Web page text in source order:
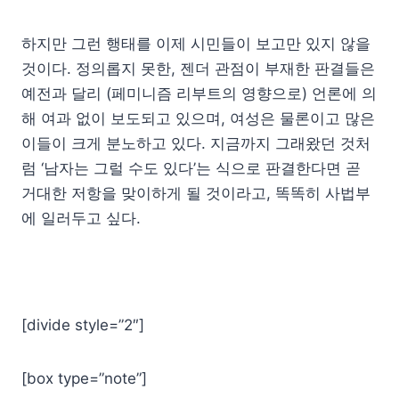
하지만 그런 행태를 이제 시민들이 보고만 있지 않을
것이다. 정의롭지 못한, 젠더 관점이 부재한 판결들은
예전과 달리 (페미니즘 리부트의 영향으로) 언론에 의
해 여과 없이 보도되고 있으며, 여성은 물론이고 많은
이들이 크게 분노하고 있다. 지금까지 그래왔던 것처
럼 ‘남자는 그럴 수도 있다’는 식으로 판결한다면 곧
거대한 저항을 맞이하게 될 것이라고, 똑똑히 사법부
에 일러두고 싶다.
[divide style=”2″]
[box type=”note”]